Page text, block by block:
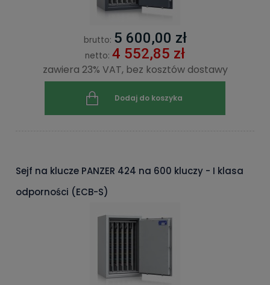
brutto: 5 600,00 zł
netto: 4 552,85 zł
zawiera 23% VAT, bez kosztów dostawy
Dodaj do koszyka
Sejf na klucze PANZER 424 na 600 kluczy - I klasa
odporności (ECB-S)